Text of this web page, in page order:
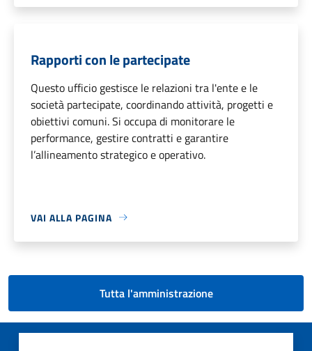
Rapporti con le partecipate
Questo ufficio gestisce le relazioni tra l'ente e le
società partecipate, coordinando attività, progetti e
obiettivi comuni. Si occupa di monitorare le
performance, gestire contratti e garantire
l’allineamento strategico e operativo.
VAI ALLA PAGINA
Tutta l'amministrazione